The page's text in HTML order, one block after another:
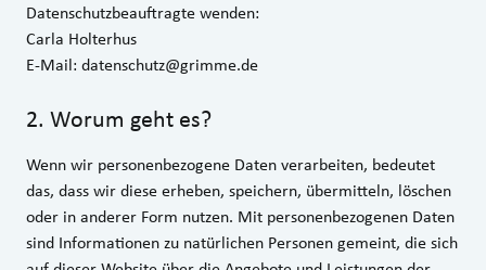
Datenschutzbeauftragte wenden:
Carla Holterhus
E‑Mail: datenschutz@grimme.de
2. Worum geht es?
Wenn wir personenbezogene Daten verarbeiten, bedeutet
das, dass wir diese erheben, speichern, übermitteln, löschen
oder in anderer Form nutzen. Mit personenbezogenen Daten
sind Informationen zu natürlichen Personen gemeint, die sich